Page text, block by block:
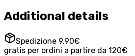
Additional details
Spedizione 9,90€
gratis per ordini a partire da 120€